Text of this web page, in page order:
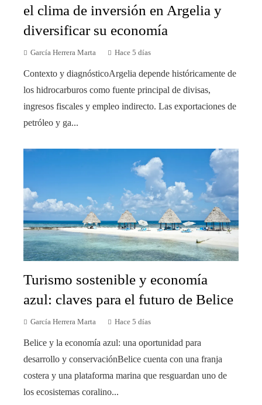
el clima de inversión en Argelia y
diversificar su economía
García Herrera Marta Hace 5 días
Contexto y diagnósticoArgelia depende históricamente de
los hidrocarburos como fuente principal de divisas,
ingresos fiscales y empleo indirecto. Las exportaciones de
petróleo y ga...
Turismo sostenible y economía
azul: claves para el futuro de Belice
García Herrera Marta Hace 5 días
Belice y la economía azul: una oportunidad para
desarrollo y conservaciónBelice cuenta con una franja
costera y una plataforma marina que resguardan uno de
los ecosistemas coralino...